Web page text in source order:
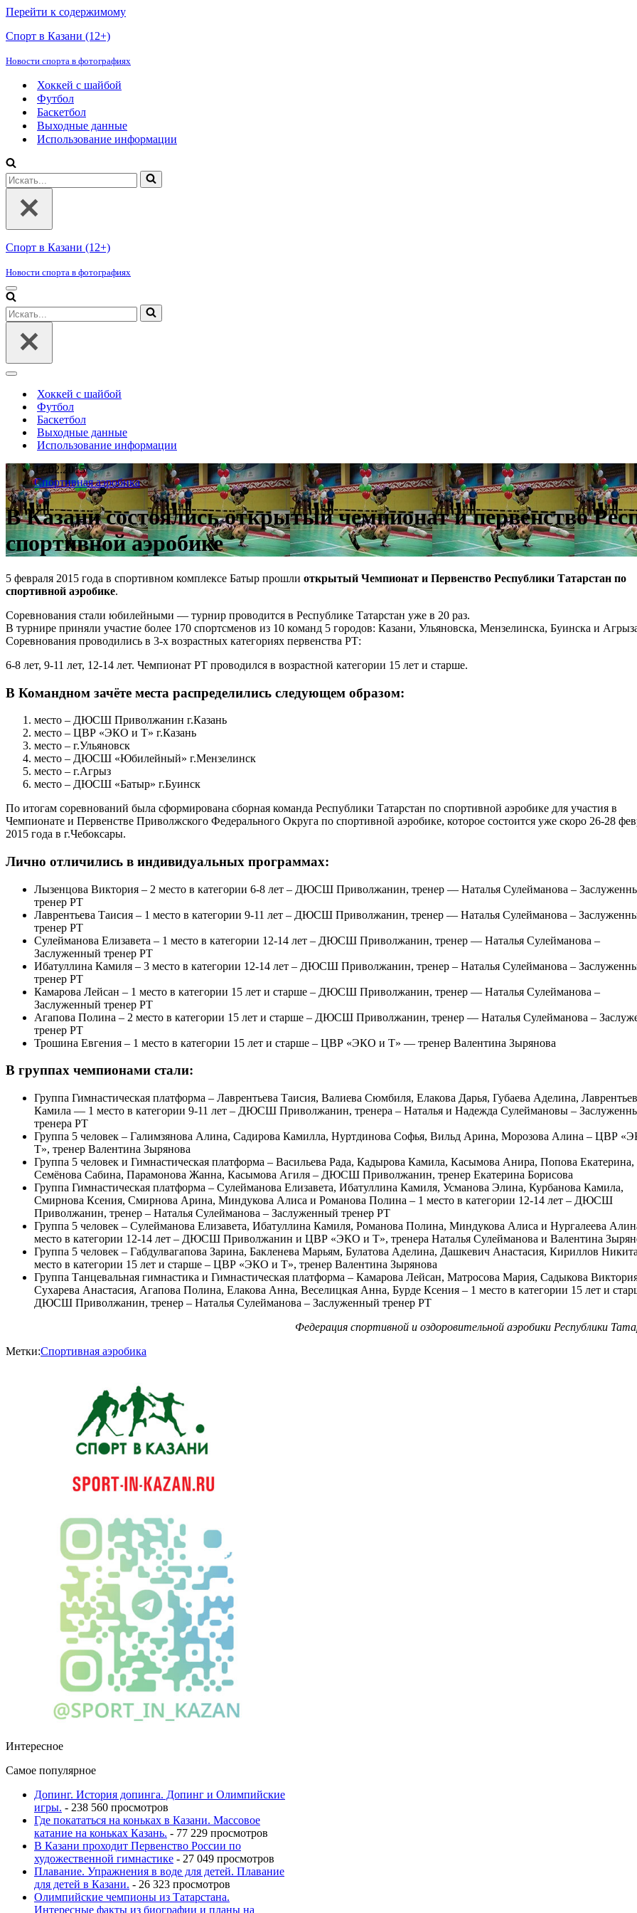
Перейти к содержимому
Спорт в Казани (12+)
Новости спорта в фотографиях
Хоккей с шайбой
Футбол
Баскетбол
Выходные данные
Использование информации
Искать...
Спорт в Казани (12+)
Новости спорта в фотографиях
Меню
навигации
Искать...
Меню
навигацииХоккей с шайбой
Футбол
Баскетбол
Выходные данные
Использование информации
17.02.2015
Спортивная аэробика
В Казани состоялись открытый чемпионат и первенство
спортивной аэробике
5 февраля 2015 года в спортивном комплексе Батыр прошли открытый Чемпионат и Первенство Республики Татарстан по
спортивной аэробике.
Соревнования стали юбилейными — турнир проводится в Республике Татарстан уже в 20 раз.
В турнире приняли участие более 170 спортсменов из 10 команд 5 городов: Казани, Ульяновска, Мензелинска, Буинска и
Соревнования проводились в 3-х возрастных категориях первенства РТ:
6-8 лет, 9-11 лет, 12-14 лет. Чемпионат РТ проводился в возрастной категории 15 лет и старше.
В Командном зачёте места распределились следующем образом:
место – ДЮСШ Приволжанин г.Казань
место – ЦВР «ЭКО и Т» г.Казань
место – г.Ульяновск
место – ДЮСШ «Юбилейный» г.Мензелинск
место – г.Агрыз
место – ДЮСШ «Батыр» г.Буинск
По итогам соревнований была сформирована сборная команда Республики Татарстан по спортивной аэробике для участия в
Чемпионате и Первенстве Приволжского Федерального Округа по спортивной аэробике, которое состоится уже скоро 26-28
2015 года в г.Чебоксары.
Лично отличились в индивидуальных программах:
Лызенцова Виктория – 2 место в категории 6-8 лет – ДЮСШ Приволжанин, тренер — Наталья Сулейманова –
тренер РТ
Лаврентьева Таисия – 1 место в категории 9-11 лет – ДЮСШ Приволжанин, тренер — Наталья Сулейманова –
тренер РТ
Сулейманова Елизавета – 1 место в категории 12-14 лет – ДЮСШ Приволжанин, тренер — Наталья Сулейманова –
Заслуженный тренер РТ
Ибатуллина Камиля – 3 место в категории 12-14 лет – ДЮСШ Приволжанин, тренер – Наталья Сулейманова –
тренер РТ
Камарова Лейсан – 1 место в категории 15 лет и старше – ДЮСШ Приволжанин, тренер — Наталья Сулейманова –
Заслуженный тренер РТ
Агапова Полина – 2 место в категории 15 лет и старше – ДЮСШ Приволжанин, тренер — Наталья Сулейманова –
тренер РТ
Трошина Евгения – 1 место в категории 15 лет и старше – ЦВР «ЭКО и Т» — тренер Валентина Зырянова
В группах чемпионами стали:
Группа Гимнастическая платформа – Лаврентьева Таисия, Валиева Сюмбиля, Елакова Дарья, Губаева Аделина,
Камила — 1 место в категории 9-11 лет – ДЮСШ Приволжанин, тренера – Наталья и Надежда Сулеймановы –
тренера РТ
Группа 5 человек – Галимзянова Алина, Садирова Камилла, Нуртдинова Софья, Вильд Арина, Морозова Алина – ЦВР
Т», тренер Валентина Зырянова
Группа 5 человек и Гимнастическая платформа – Васильева Рада, Кадырова Камила, Касымова Анира, Попова Екатерина,
Семёнова Сабина, Парамонова Жанна, Касымова Агиля – ДЮСШ Приволжанин, тренер Екатерина Борисова
Группа Гимнастическая платформа – Сулейманова Елизавета, Ибатуллина Камиля, Усманова Элина, Курбанова Камила,
Смирнова Ксения, Смирнова Арина, Миндукова Алиса и Романова Полина – 1 место в категории 12-14 лет – ДЮСШ
Приволжанин, тренер – Наталья Сулейманова – Заслуженный тренер РТ
Группа 5 человек – Сулейманова Елизавета, Ибатуллина Камиля, Романова Полина, Миндукова Алиса и Нургалеева
место в категории 12-14 лет – ДЮСШ Приволжанин и ЦВР «ЭКО и Т», тренера Наталья Сулейманова и Валентина
Группа 5 человек – Габдулвагапова Зарина, Бакленева Марьям, Булатова Аделина, Дашкевич Анастасия, Кириллов
место в категории 15 лет и старше – ЦВР «ЭКО и Т», тренер Валентина Зырянова
Группа Танцевальная гимнастика и Гимнастическая платформа – Камарова Лейсан, Матросова Мария, Садыкова
Сухарева Анастасия, Агапова Полина, Елакова Анна, Веселицкая Анна, Бурде Ксения – 1 место в категории 15 лет и
ДЮСШ Приволжанин, тренер – Наталья Сулейманова – Заслуженный тренер РТ
Федерация спортивной и оздоровительной аэробики Республики
Метки:Спортивная аэробика
Интересное
Самое популярное
Допинг. История допинга. Допинг и Олимпийские
игры. - 238 560 просмотров
Где покататься на коньках в Казани. Массовое
катание на коньках Казань. - 77 229 просмотров
В Казани проходит Первенство России по
художественной гимнастике - 27 049 просмотров
Плавание. Упражнения в воде для детей. Плавание
для детей в Казани. - 26 323 просмотров
Олимпийские чемпионы из Татарстана.
Интересные факты из биографии и планы на